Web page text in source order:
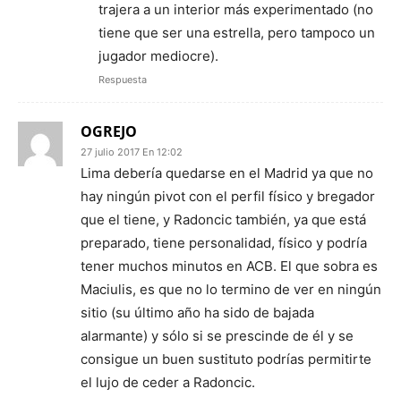
trajera a un interior más experimentado (no
tiene que ser una estrella, pero tampoco un
jugador mediocre).
Respuesta
OGREJO
27 julio 2017 En 12:02
Lima debería quedarse en el Madrid ya que no
hay ningún pivot con el perfil físico y bregador
que el tiene, y Radoncic también, ya que está
preparado, tiene personalidad, físico y podría
tener muchos minutos en ACB. El que sobra es
Maciulis, es que no lo termino de ver en ningún
sitio (su último año ha sido de bajada
alarmante) y sólo si se prescinde de él y se
consigue un buen sustituto podrías permitirte
el lujo de ceder a Radoncic.